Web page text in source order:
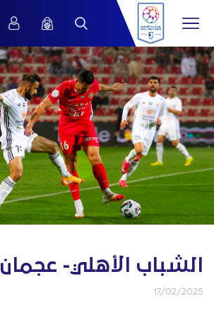
الشباب الأهلي- عجمان
17/02/2025